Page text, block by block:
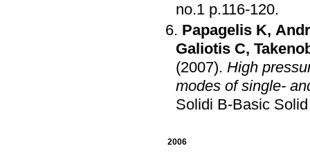
no.1 p.116-120.
Papagelis K,
Galiotis C,
(2007). High
modes of single-
Solidi B-Basic
2006